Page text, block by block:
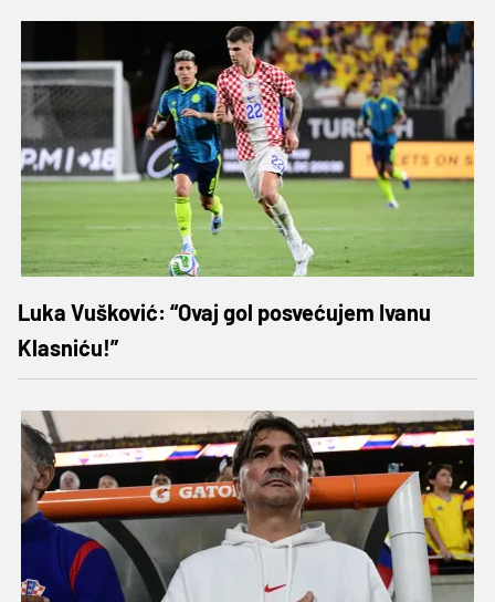
Luka Vušković: “Ovaj gol posvećujem Ivanu
Klasniću!”